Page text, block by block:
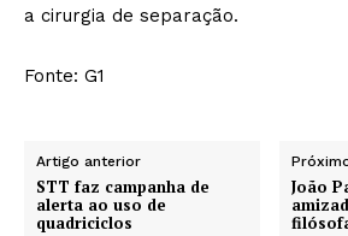
a cirurgia de separação.
Fonte: G1
Artigo anterior
STT faz campanha de
alerta ao uso de
quadriciclos
João